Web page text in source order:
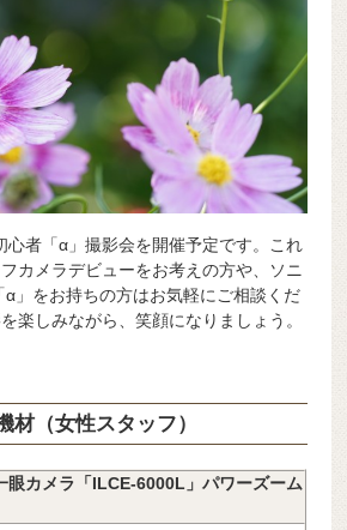
心者「α」撮影会を開催予定です。これ
カメラデビューをお考えの方や、ソニ
α」をお持ちの方はお気軽にご相談くだ
楽しみながら、笑顔になりましょう。
材（女性スタッフ）
カメラ「ILCE-6000L」パワーズーム